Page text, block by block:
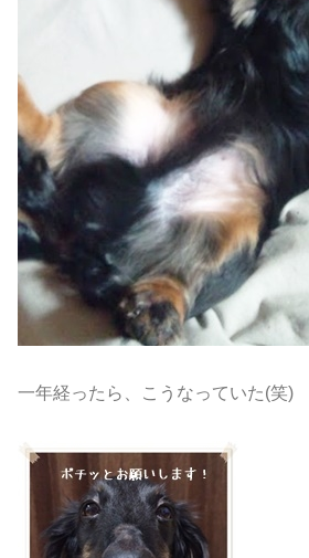
一年経ったら、こうなっていた(笑)